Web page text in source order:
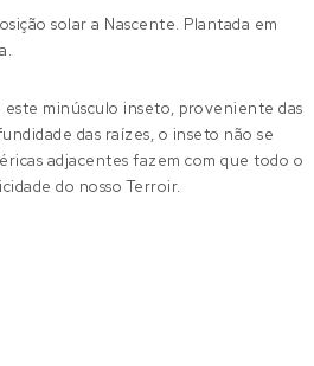
solar a Nascente. Plantada em
minúsculo inseto, proveniente das
das raízes, o inseto não se
adjacentes fazem com que todo o
do nosso Terroir.